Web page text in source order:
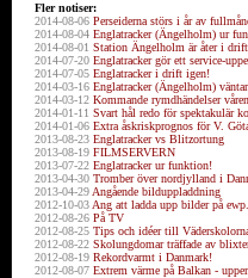
Fler notiser:
2014-08-06 Perseiderna störs i år av
2014-08-04 Englatracker (Ängelholm) ur
2014-08-01 Station Ängelholm är åter i
2014-07-20 Englatracker gör ett service-
2014-07-05 Englatracker i drift igen!
2014-03-16 Englatracker (Ängelholm)
2014-03-12 Kommande rymdhändelser
2014-01-11 Svart hål redo för spektakulär
2014-01-06 Extra åskriskprognos för V.
2013-08-23 Englatracker vs Blitzortung
2013-08-19 FILMSERVERN
2013-07-22 Englatracker ur funktion!
2013-04-30 Tromber över nordjylland i
2013-04-29 Angående bilduppladdning
2012-10-03 Ang att ladda upp bilder på
2012-08-26 På TV
2012-08-25 Tips och idéer till
2012-08-22 Skolungdomar träffade av
2012-08-19 Rekordvarmt i Danmark!
2012-08-07 Extrem värme på Balkan -